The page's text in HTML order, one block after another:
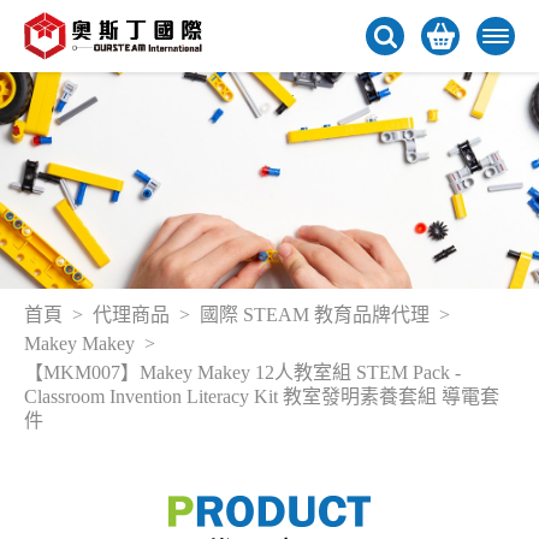
首頁 代理商品
國際 STEAM 教育品牌代理
Makey Makey
【MKM007】Makey Makey 12人教室組 STEM Pack -
Classroom Invention Literacy Kit 教室發明素養套組 導電套
件